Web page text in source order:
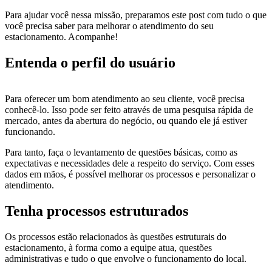
Para ajudar você nessa missão, preparamos este post com tudo o que
você precisa saber para melhorar o atendimento do seu
estacionamento. Acompanhe!
Entenda o perfil do usuário
Para oferecer um bom atendimento ao seu cliente, você precisa
conhecê-lo. Isso pode ser feito através de uma pesquisa rápida de
mercado, antes da abertura do negócio, ou quando ele já estiver
funcionando.
Para tanto, faça o levantamento de questões básicas, como as
expectativas e necessidades dele a respeito do serviço. Com esses
dados em mãos, é possível melhorar os processos e personalizar o
atendimento.
Tenha processos estruturados
Os processos estão relacionados às questões estruturais do
estacionamento, à forma como a equipe atua, questões
administrativas e tudo o que envolve o funcionamento do local.